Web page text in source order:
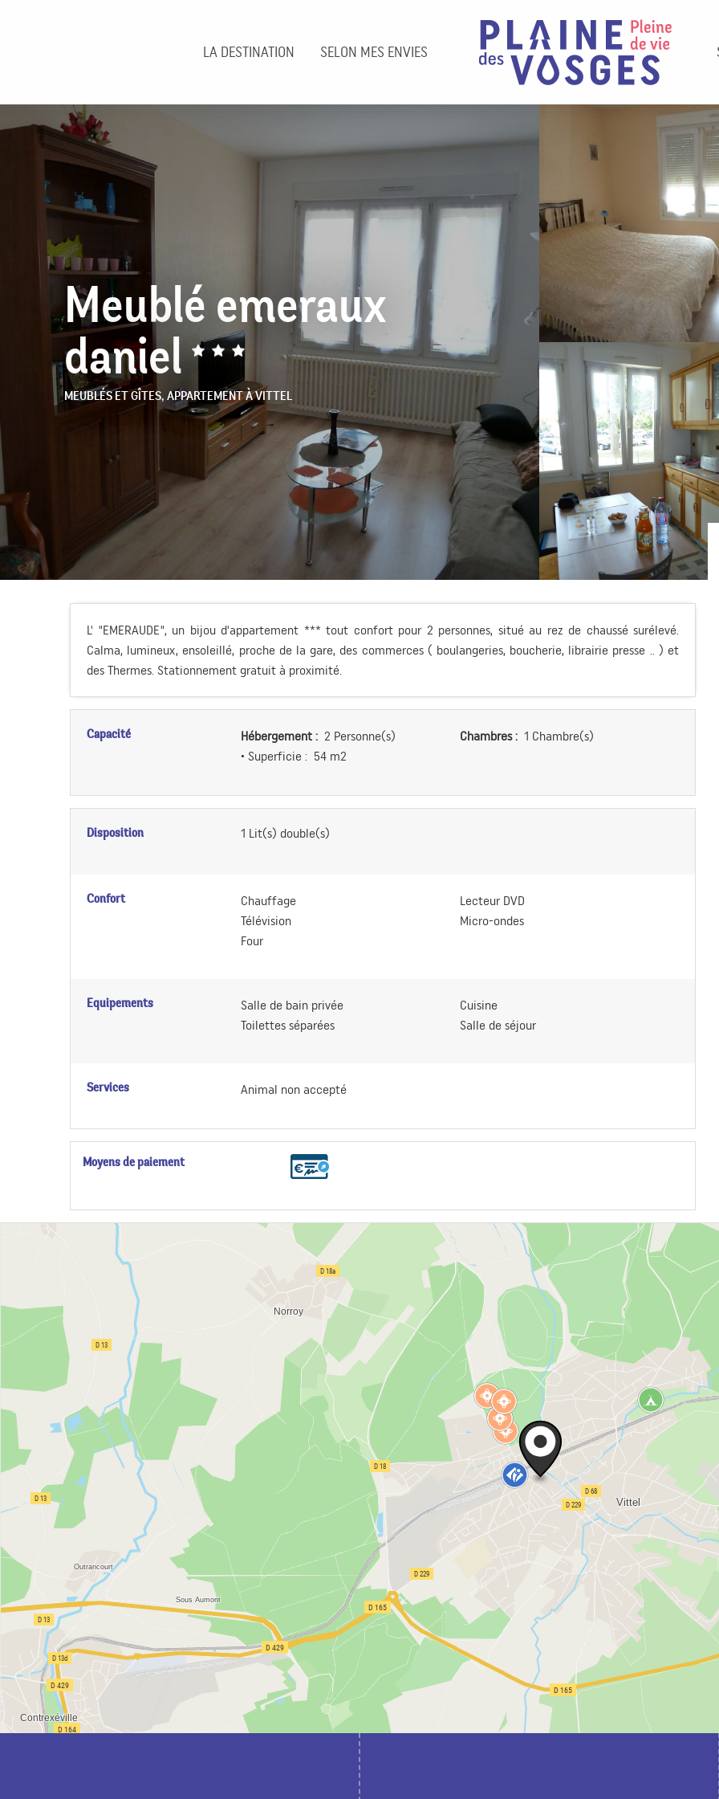
LA DESTINATION SELON MES ENVIES
Meublé emeraux
daniel
MEUBLÉS ET GÎTES, APPARTEMENTÀ VITTEL
L' "EMERAUDE", un bijou d'appartement *** tout confort pour 2 personnes, situé au rez de chaussé surélevé.
Calma, lumineux, ensoleillé, proche de la gare, des commerces ( boulangeries, boucherie, librairie presse .. ) et
des Thermes. Stationnement gratuit à proximité.
Capacité Hébergement : 2 Personne(s)
• Superficie : 54 m2
Chambres : 1 Chambre(s)
Disposition 1 Lit(s) double(s)
Confort
Chauffage
Télévision
Four
Lecteur DVD
Micro-ondes
Equipements
Salle de bain privée
Toilettes séparées
Cuisine
Salle de séjour
Services Animal non accepté
Moyens de paiement